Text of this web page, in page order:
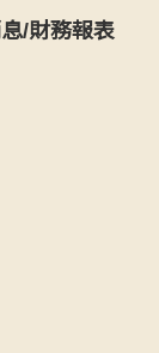
/財務報表